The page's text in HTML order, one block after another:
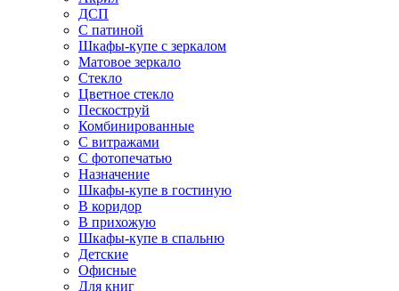
ДСП
С патиной
Шкафы-купе с зеркалом
Матовое зеркало
Стекло
Цветное стекло
Пескоструй
Комбинированные
С витражами
С фотопечатью
Назначение
Шкафы-купе в гостиную
В коридор
В прихожую
Шкафы-купе в спальню
Детские
Офисные
Для книг